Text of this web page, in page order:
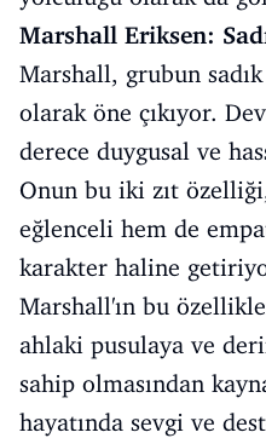
Marshall Eriksen:
Marshall, grubun
olarak öne çıkıyor.
derece duygusal ve
Onun bu iki zıt
eğlenceli hem de
karakter haline
Marshall'ın bu
ahlaki pusulaya ve
sahip olmasından
hayatında sevgi ve